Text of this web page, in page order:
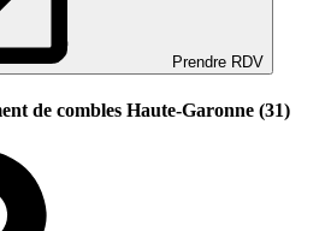
Prendre RDV
de combles Haute-Garonne (31)